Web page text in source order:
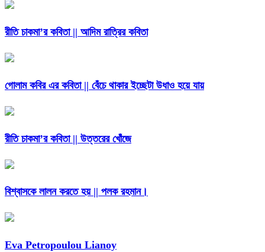
রীতি চাকমা’র কবিতা || আদিম রাত্রির কবিতা
গোলাম কবির এর কবিতা || বেঁচে থাকার ইচ্ছেটা উধাও হয়ে যায়
রীতি চাকমা’র কবিতা || উত্তরের খোঁজে
বিশ্বাসকে লালন করতে হয় || পলক রহমান।
Eva Petropoulou Lianoy